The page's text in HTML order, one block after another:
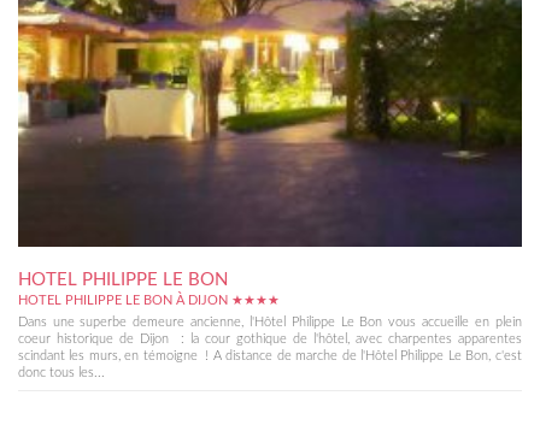
HOTEL PHILIPPE LE BON
HOTEL PHILIPPE LE BON À DIJON ★★★★
Dans une superbe demeure ancienne, l'Hôtel Philippe Le Bon vous accueille en plein
coeur historique de Dijon : la cour gothique de l'hôtel, avec charpentes apparentes
scindant les murs, en témoigne ! A distance de marche de l'Hôtel Philippe Le Bon, c'est
donc tous les...